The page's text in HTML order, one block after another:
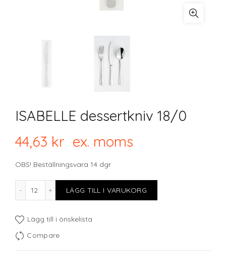
ISABELLE dessertkniv 18/0
44,63 kr ex. moms
OBS! Beställningsvara 14 dgr
ISABELLE dessertkniv 18/0 mängd
LÄGG TILL I VARUKORG
Lägg till i önskelista
Compare